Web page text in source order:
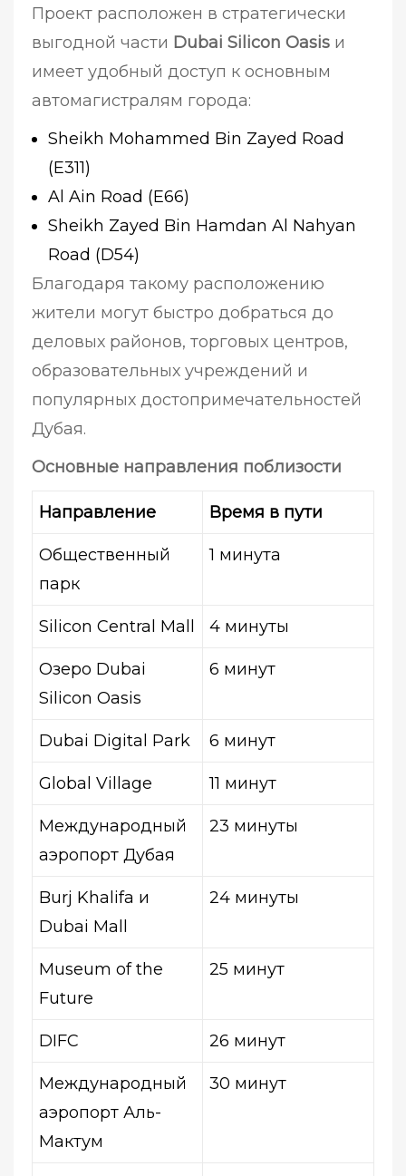
Проект расположен в стратегически
выгодной части Dubai Silicon Oasis и
имеет удобный доступ к основным
автомагистралям города:
Sheikh Mohammed Bin Zayed Road
(E311)
Al Ain Road (E66)
Sheikh Zayed Bin Hamdan Al Nahyan
Road (D54)
Благодаря такому расположению
жители могут быстро добраться до
деловых районов, торговых центров,
образовательных учреждений и
популярных достопримечательностей
Дубая.
Основные направления поблизости
Направление Время в пути
Общественный
парк
1 минута
Silicon Central Mall 4 минуты
Озеро Dubai
Silicon Oasis
6 минут
Dubai Digital Park 6 минут
Global Village 11 минут
Международный
аэропорт Дубая
23 минуты
Burj Khalifa и
Dubai Mall
24 минуты
Museum of the
Future
25 минут
DIFC 26 минут
Международный
аэропорт Аль-
Мактум
30 минут